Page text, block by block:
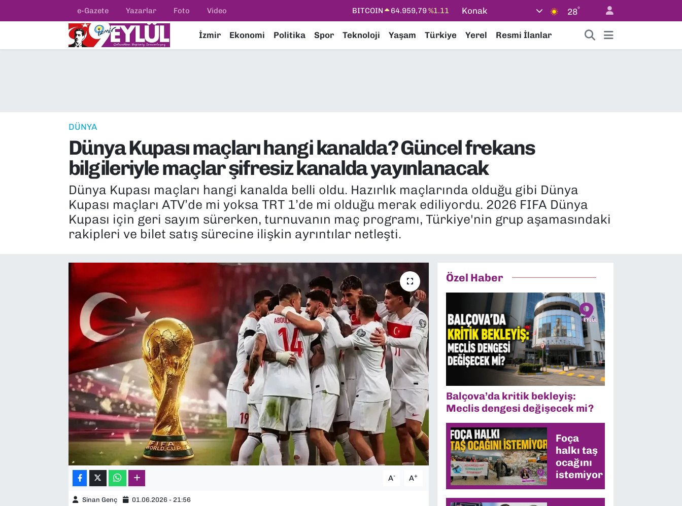
e-Gazete Yazarlar Foto Video DOLAR 47,7436%0.18
STERLİN
64,4811%0.38
Konak 28°
İzmir Ekonomi Politika Spor Teknoloji Yaşam Türkiye Yerel Resmi İlanlar
DÜNYA
Dünya Kupası maçları hangi kanalda? Güncel frekans
bilgileriyle maçlar şifresiz kanalda yayınlanacak
Dünya Kupası maçları hangi kanalda belli oldu. Hazırlık maçlarında olduğu gibi Dünya
Kupası maçları ATV’de mi yoksa TRT 1’de mi olduğu merak ediliyordu. 2026 FIFA Dünya
Kupası için geri sayım sürerken, turnuvanın maç programı, Türkiye'nin grup aşamasındaki
rakipleri ve bilet satış sürecine ilişkin ayrıntılar netleşti.
A- A+
Sinan Genç 01.06.2026 - 21:56
Özel Haber
Balçova’da kritik bekleyiş:
Meclis dengesi değişecek mi?
Foça
halkı taş
ocağını
istemiyor
Resmi İlanlar
EKONOMİ
KÜLTÜR SANAT
MAGAZİN
YEREL YÖNETİMLER
Konak Nöbetçi Eczaneler
Tüm Manşetler
Son Dakika Haberleri
Haber Arşivi